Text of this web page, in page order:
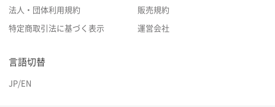
法人・団体利用規約 販売規約
特定商取引法に基づく表示 運営会社
言語切替
JP/EN